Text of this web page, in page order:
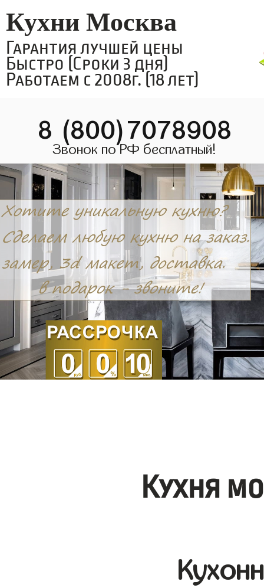
Кухни Москва
Гарантия лучшей цены
Быстро (Сроки 3 дня)
Работаем с 2008г. (18 лет)
8 (800)7078908
Звонок по РФ бесплатный!
Кухня